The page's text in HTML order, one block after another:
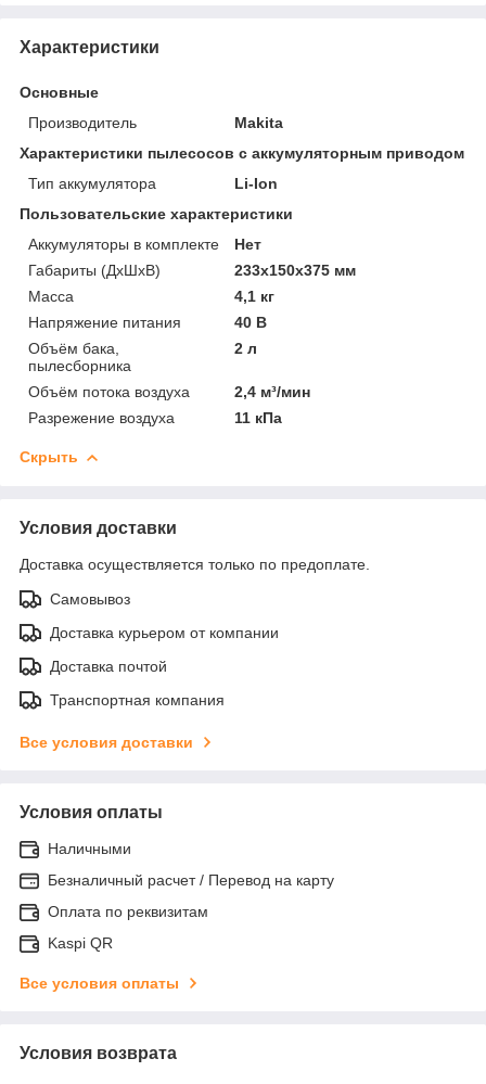
Характеристики
Основные
Производитель
Makita
Характеристики пылесосов с аккумуляторным приводом
Тип аккумулятора
Li-Ion
Пользовательские характеристики
Аккумуляторы в комплекте
Нет
Габариты (ДхШхВ)
233х150х375 мм
Масса
4,1 кг
Напряжение питания
40 В
Объём бака,
пылесборника
2 л
Объём потока воздуха
2,4 м³/мин
Разрежение воздуха
11 кПа
Скрыть
Условия доставки
Доставка осуществляется только по предоплате.
Самовывоз
Доставка курьером от компании
Доставка почтой
Транспортная компания
Все условия доставки
Условия оплаты
Наличными
Безналичный расчет / Перевод на карту
Оплата по реквизитам
Kaspi QR
Все условия оплаты
Условия возврата